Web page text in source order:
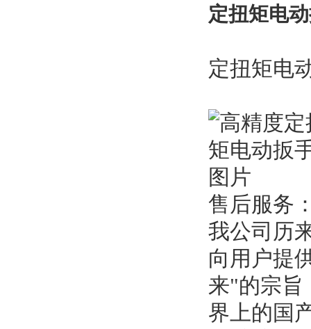
定扭矩电
定扭矩电
售后服务
我公司历
向用户提
来"的宗旨
界上的国